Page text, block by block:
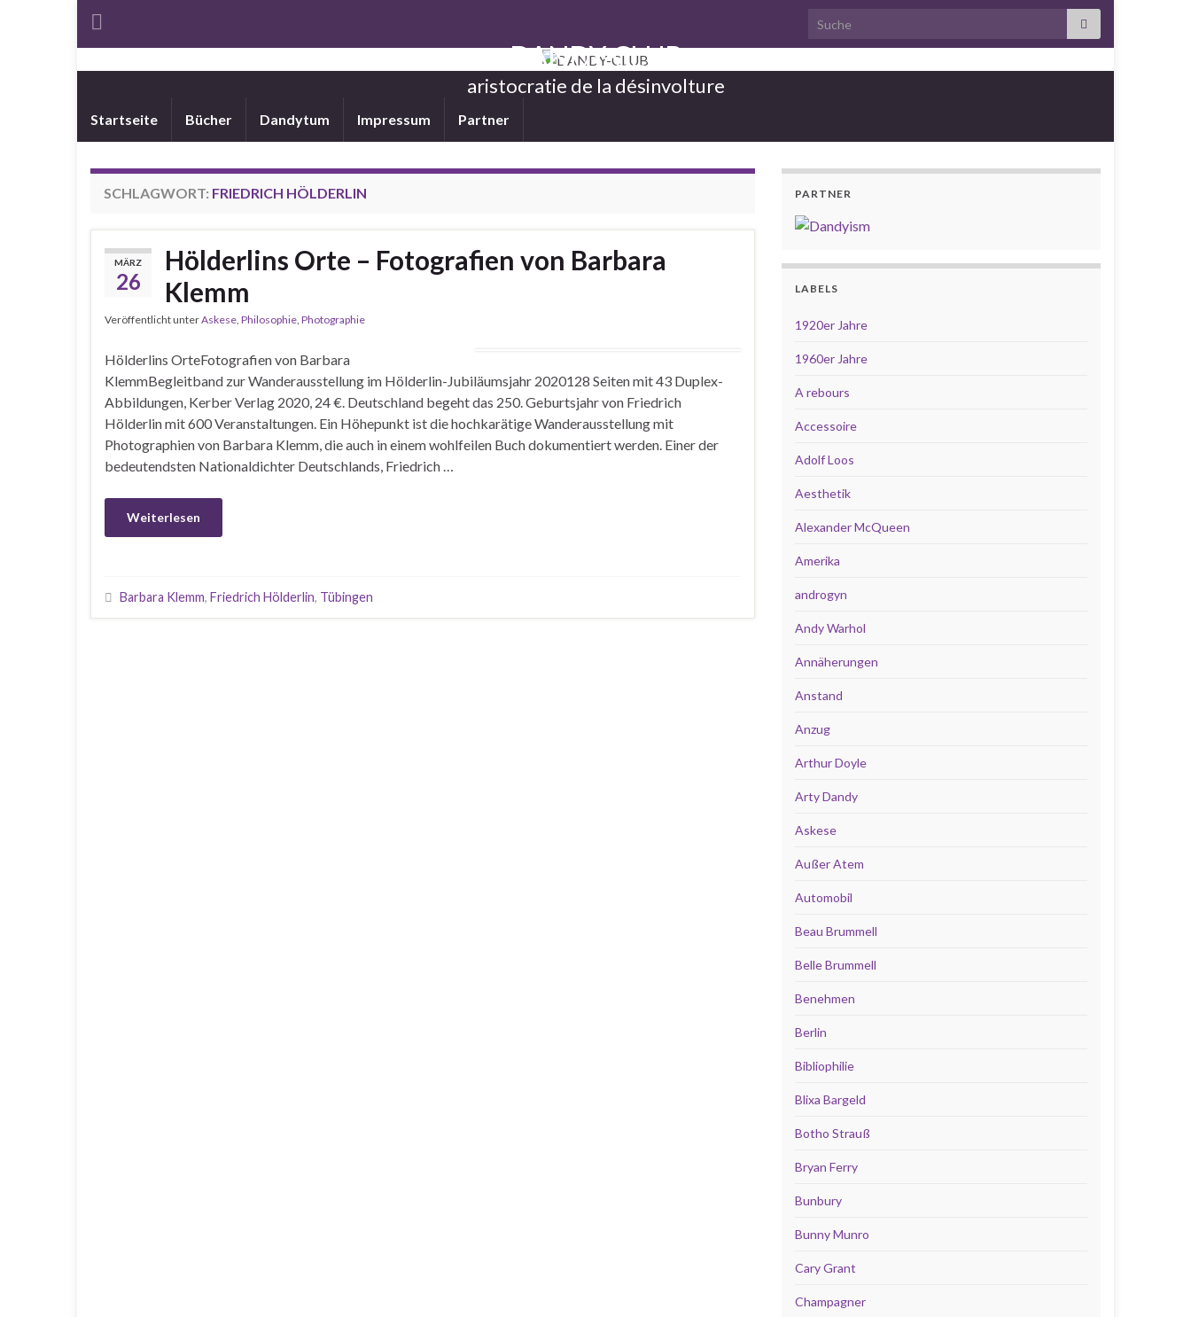
Search for:
DANDY-CLUB
aristocratie de la désinvolture
Startseite Bücher Dandytum Impressum Partner
SCHLAGWORT: FRIEDRICH HÖLDERLIN
MÄRZ
26
Hölderlins Orte – Fotografien von Barbara
Klemm
Veröffentlicht unterAskese, Philosophie, Photographie
Hölderlins OrteFotografien von Barbara
KlemmBegleitband zur Wanderausstellung im Hölderlin-Jubiläumsjahr 2020128 Seiten mit 43 Duplex-
Abbildungen, Kerber Verlag 2020, 24 €. Deutschland begeht das 250. Geburtsjahr von Friedrich
Hölderlin mit 600 Veranstaltungen. Ein Höhepunkt ist die hochkarätige Wanderausstellung mit
Photographien von Barbara Klemm, die auch in einem wohlfeilen Buch dokumentiert werden. Einer der
bedeutendsten Nationaldichter Deutschlands, Friedrich …
Weiterlesen
Barbara Klemm, Friedrich Hölderlin, Tübingen
PARTNER
LABELS
1920er Jahre
1960er Jahre
A rebours
Accessoire
Adolf Loos
Aesthetik
Alexander McQueen
Amerika
androgyn
Andy Warhol
Annäherungen
Anstand
Anzug
Arthur Doyle
Arty Dandy
Askese
Außer Atem
Automobil
Beau Brummell
Belle Brummell
Benehmen
Berlin
Bibliophilie
Blixa Bargeld
Botho Strauß
Bryan Ferry
Bunbury
Bunny Munro
Cary Grant
Champagner